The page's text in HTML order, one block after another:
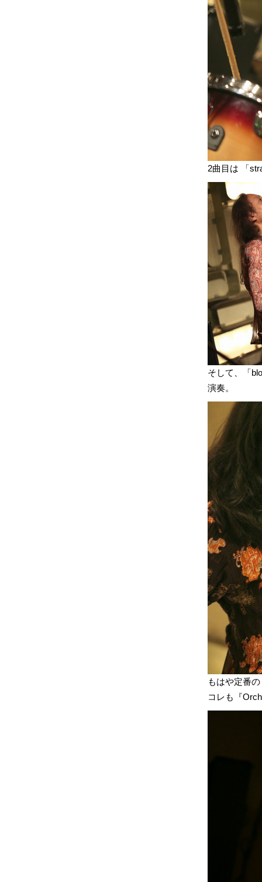
2曲目は 「
そして、「
演奏。
もはや定番
コレも『